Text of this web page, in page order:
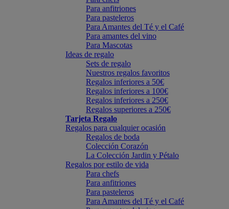
Para anfitriones
Para pasteleros
Para Amantes del Té y el Café
Para amantes del vino
Para Mascotas
Ideas de regalo
Sets de regalo
Nuestros regalos favoritos
Regalos inferiores a 50€
Regalos inferiores a 100€
Regalos inferiores a 250€
Regalos superiores a 250€
Tarjeta Regalo
Regalos para cualquier ocasión
Regalos de boda
Colección Corazón
La Colección Jardin y Pétalo
Regalos por estilo de vida
Para chefs
Para anfitriones
Para pasteleros
Para Amantes del Té y el Café